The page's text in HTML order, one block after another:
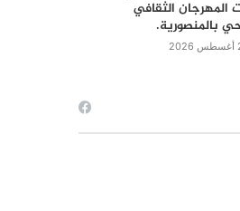
المهرجان الثقافي
بالمنصورية.